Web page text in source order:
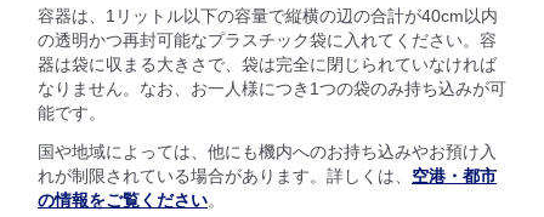
容器は、1リットル以下の容量で縦横の辺の合計が40cm以内
の透明かつ再封可能なプラスチック袋に入れてください。容
器は袋に収まる大きさで、袋は完全に閉じられていなければ
なりません。なお、お一人様につき1つの袋のみ持ち込みが可
能です。
国や地域によっては、他にも機内へのお持ち込みやお預け入
れが制限されている場合があります。詳しくは、 空港・都市
の情報をご覧ください。